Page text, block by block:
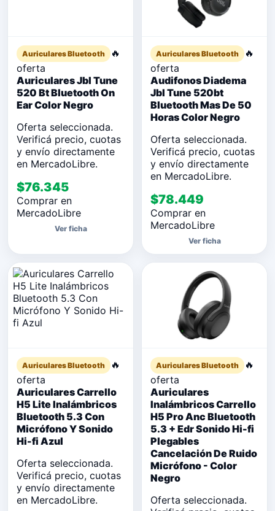
Auriculares Bluetooth
🔥
oferta
Auriculares Jbl Tune
520 Bt Bluetooth On
Ear Color Negro
Oferta seleccionada.
Verificá precio, cuotas
y envío directamente
en MercadoLibre.
$76.345
Comprar en
MercadoLibre
Ver ficha
Auriculares Bluetooth
🔥
oferta
Audifonos Diadema
Jbl Tune 520bt
Bluetooth Mas De 50
Horas Color Negro
Oferta seleccionada.
Verificá precio, cuotas
y envío directamente
en MercadoLibre.
$78.449
Comprar en
MercadoLibre
Ver ficha
Auriculares Bluetooth
🔥
oferta
Auriculares Carrello
H5 Lite Inalámbricos
Bluetooth 5.3 Con
Micrófono Y Sonido
Hi-fi Azul
Oferta seleccionada.
Verificá precio, cuotas
y envío directamente
en MercadoLibre.
Auriculares Bluetooth
🔥
oferta
Auriculares
Inalámbricos Carrello
H5 Pro Anc Bluetooth
5.3 + Edr Sonido Hi-fi
Plegables
Cancelación De Ruido
Micrófono - Color
Negro
Oferta seleccionada.